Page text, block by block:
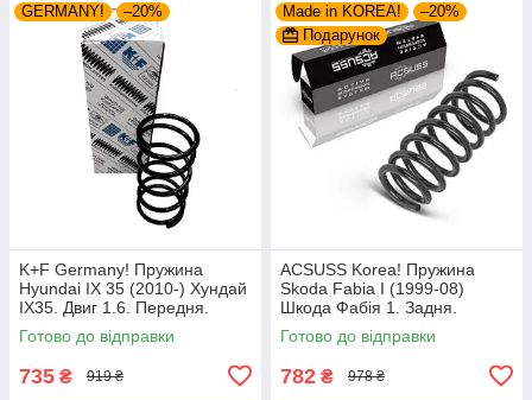
GERMANY! –20%
K+F Germany! Пружина
Hyundai IX 35 (2010-) Хундай
IX35. Двиг 1.6. Передня.
4037261 , RA3461 , 998967.
К+Ф Німеччина
Готово до відправки
735 ₴ 919 ₴
Made in KOREA!
–20%
Подарунок
ACSUSS Korea! Пружина
Skoda Fabia I (1999-08)
Шкода Фабія 1. Задня.
4285707 , RH6085 , 996636.
Аксусс Корея
Готово до відправки
782 ₴ 978 ₴